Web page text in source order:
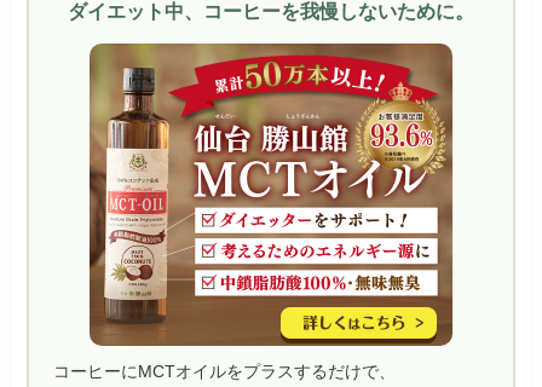
ダイエット中、コーヒーを我慢しないために。
コーヒーにMCTオイルをプラスするだけで、